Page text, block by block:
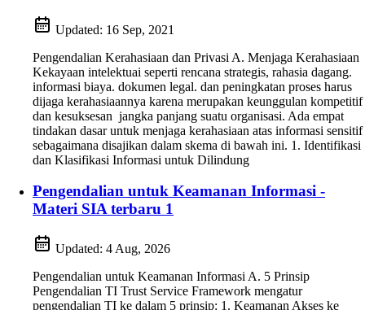
Updated: 16 Sep, 2021
Pengendalian Kerahasiaan dan Privasi A. Menjaga Kerahasiaan
Kekayaan intelektuai seperti rencana strategis, rahasia dagang.
informasi biaya. dokumen legal. dan peningkatan proses harus
dijaga kerahasiaannya karena merupakan keunggulan kompetitif
dan kesuksesan jangka panjang suatu organisasi. Ada empat
tindakan dasar untuk menjaga kerahasiaan atas informasi sensitif
sebagaimana disajikan dalam skema di bawah ini. 1. Identifikasi
dan Klasifikasi Informasi untuk Dilindung
Pengendalian untuk Keamanan Informasi -
Materi SIA terbaru 1
Updated: 4 Aug, 2026
Pengendalian untuk Keamanan Informasi A. 5 Prinsip
Pengendalian TI Trust Service Framework mengatur
pengendalian TI ke dalam 5 prinsip: 1. Keamanan Akses ke